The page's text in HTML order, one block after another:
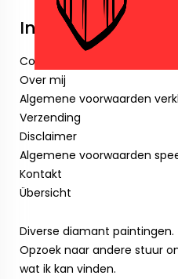
Informationen
Cookieverklaring
Over mij
Algemene voorwaarden
Verzending
Disclaimer
Algemene voorwaarden
Kontakt
Übersicht
Diverse diamant paintingen.
Opzoek naar andere stuur
wat ik kan vinden.